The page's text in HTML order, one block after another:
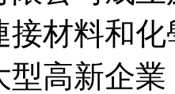
接材料和
型高新企